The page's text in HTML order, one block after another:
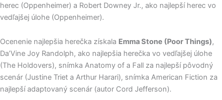
herec (Oppenheimer) a Robert Downey Jr., ako najlepší herec vo
vedľajšej úlohe (Oppenheimer).
Ocenenie najlepšia herečka získala Emma Stone (Poor Things),
Da’Vine Joy Randolph, ako najlepšia herečka vo vedľajšej úlohe
(The Holdovers), snímka Anatomy of a Fall za najlepší pôvodný
scenár (Justine Triet a Arthur Harari), snímka American Fiction za
najlepší adaptovaný scenár (autor Cord Jefferson).